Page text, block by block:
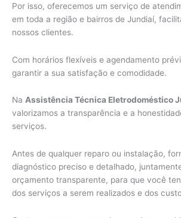
Por isso, oferecemos um serviço de
em toda a região e bairros de Jundiaí,
nossos clientes.
Com horários flexíveis e agendamento
garantir a sua satisfação e comodidade.
Na Assistência Técnica Eletrodoméstico
valorizamos a transparência e a
serviços.
Antes de qualquer reparo ou instalação,
diagnóstico preciso e detalhado,
orçamento transparente, para que você
dos serviços a serem realizados e dos